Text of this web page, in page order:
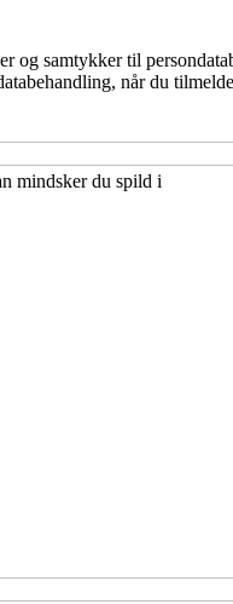
og samtykker til
når du
mindsker du spild i